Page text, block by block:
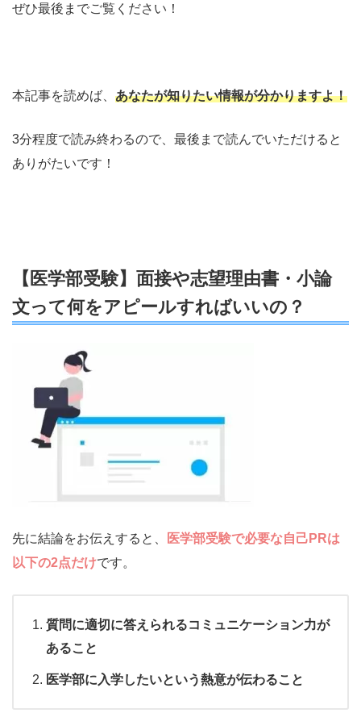
ぜひ最後までご覧ください！
本記事を読めば、 あなたが知りたい情報が分かりますよ！
3分程度で読み終わるので、最後まで読んでいただけると
ありがたいです！
【医学部受験】面接や志望理由書・小論
文って何をアピールすればいいの？
先に結論をお伝えすると、
医学部受験で必要な自己PRは
以下の2点だけです。
質問に適切に答えられるコミュニケーション力が
あること
医学部に入学したいという熱意が伝わること